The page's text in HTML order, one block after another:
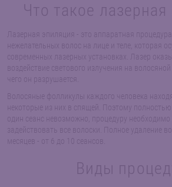
Что такое
Лазерная эпиляция - это аппаратная
нежелательных волос на лице и теле, которая
современных лазерных установках. Лазер
воздействие светового излучения на
чего он разрушается.
Волосяные фолликулы каждого человека
некоторые из них в спящей. Поэтому
один сеанс невозможно, процедуру необходимо
задействовать все волоски. Полное удаление
месяцев - от 6 до 10 сеансов.
Виды